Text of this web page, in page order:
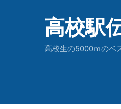
高校駅
高校生の5000ｍのベ